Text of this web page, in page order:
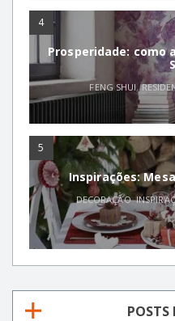
4
Prosperidade: como
FENG SHUI,
5
Inspirações:
DECORAÇÃO,
POSTS